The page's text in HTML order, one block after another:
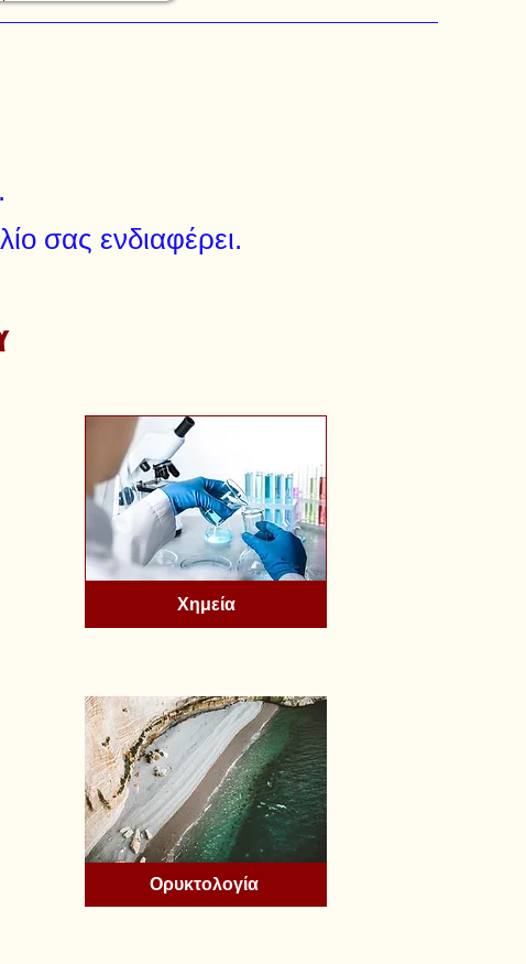
σας ενδιαφέρει.
Χημεία
Ορυκτολογία